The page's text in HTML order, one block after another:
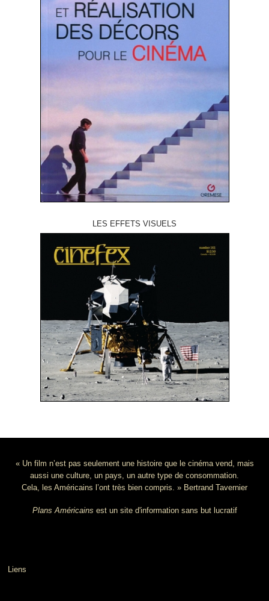
LES EFFETS VISUELS
« Un film n’est pas seulement une histoire que le cinéma vend, mais
aussi une culture, un pays, un autre type de consommation.
Cela, les Américains l’ont très bien compris. » Bertrand Tavernier
Plans Américains est un site d'information sans but lucratif
Liens